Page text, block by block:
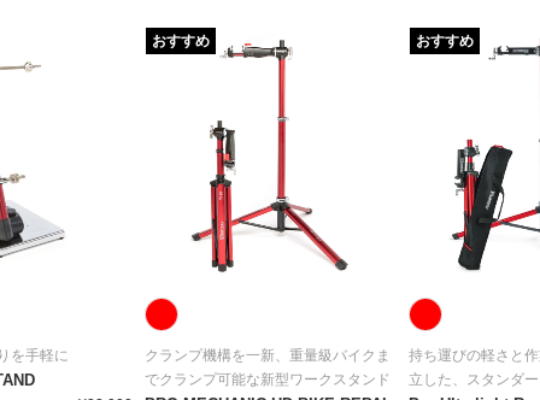
を手軽に
クランプ機構を一新、重量級バイクま
でクランプ可能な新型ワークスタンド
おすすめ
持ち運びの軽さと
立した、スタンダ
おすすめ